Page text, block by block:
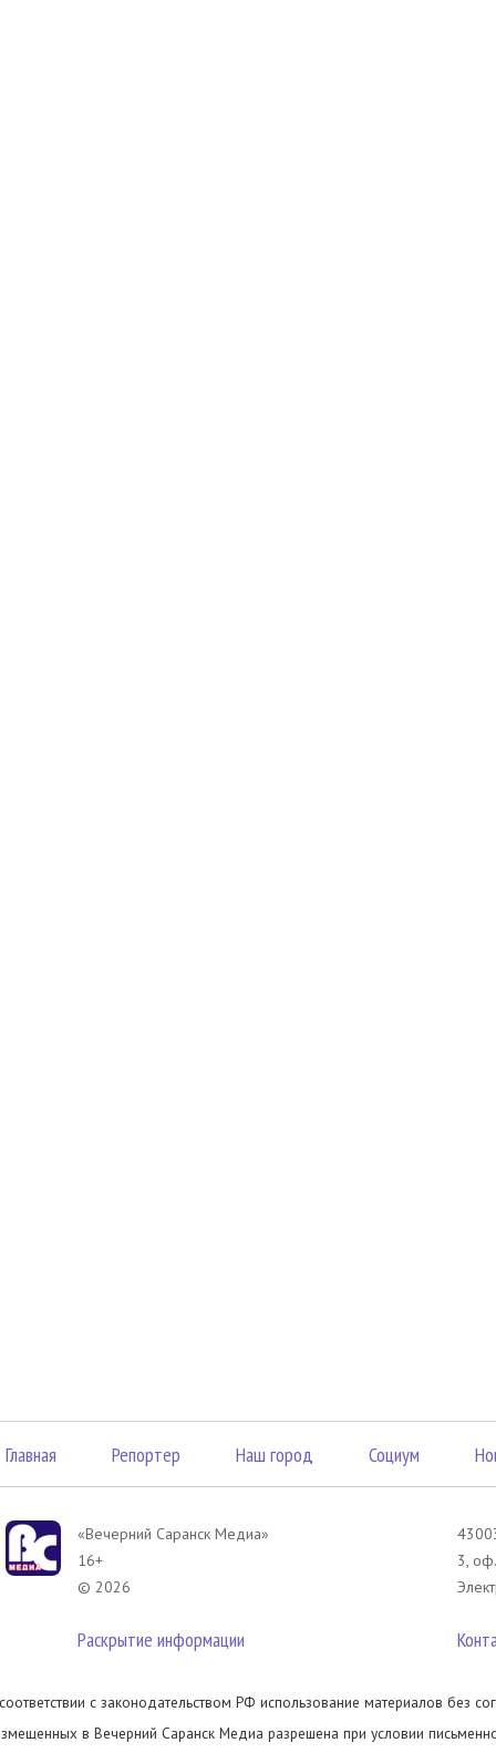
Главная Репортер Наш город Социум
«Вечерний Саранск Mедиа»
16+
© 2026
Раскрытие информации
3,
с законодательством РФ использование материалов без
в Вечерний Саранск Медиа разрешена при условии